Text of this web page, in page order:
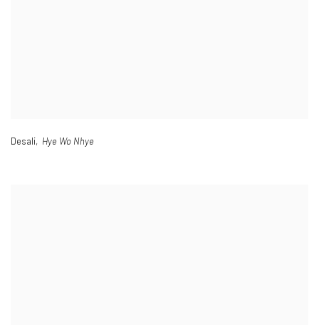
Desali, Hye Wo Nhye